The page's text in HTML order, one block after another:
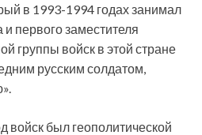
в 1993-1994 годах занимал
первого заместителя
группы войск в этой стране
русским солдатом,
был геополитической